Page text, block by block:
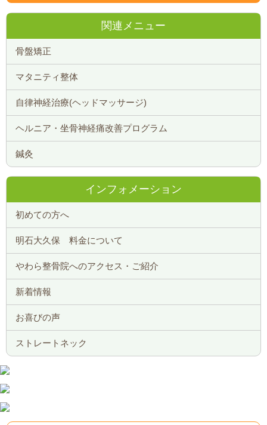
関連メニュー
骨盤矯正
マタニティ整体
自律神経治療(ヘッドマッサージ)
ヘルニア・坐骨神経痛改善プログラム
鍼灸
インフォメーション
初めての方へ
明石大久保 料金について
やわら整骨院へのアクセス・ご紹介
新着情報
お喜びの声
ストレートネック